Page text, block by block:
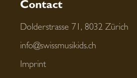
Contact
Dolderstrasse 71, 8032 Zürich
info@swissmusikids.ch
Imprint